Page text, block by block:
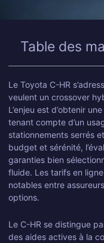
Table des
Le Toyota C-HR
veulent un crossover
L’enjeu est d’obtenir
tenant compte d’un
stationnements serrés
budget et sérénité,
garanties bien
fluide. Les tarifs en
notables entre
options.
Le C-HR se distingue
des aides actives à la